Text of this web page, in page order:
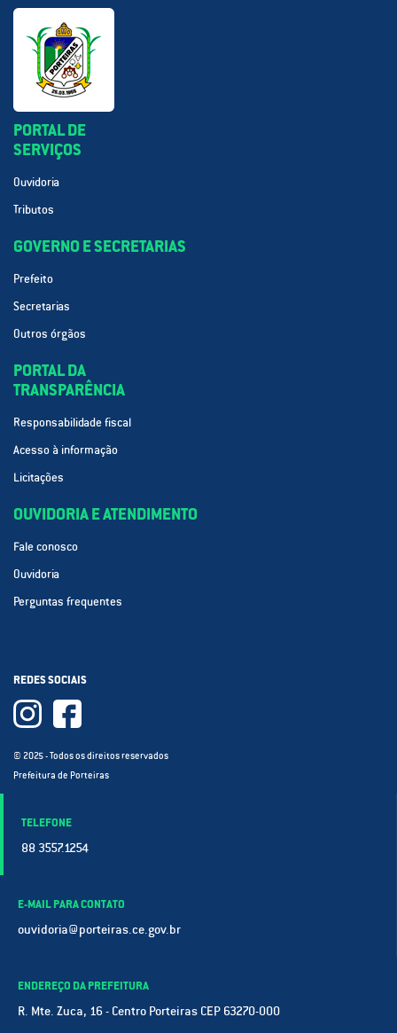
PORTAL DE
SERVIÇOS
Ouvidoria
Tributos
GOVERNO E SECRETARIAS
Prefeito
Secretarias
Outros órgãos
PORTAL DA
TRANSPARÊNCIA
Responsabilidade fiscal
Acesso à informação
Licitações
OUVIDORIA E ATENDIMENTO
Fale conosco
Ouvidoria
Perguntas frequentes
REDES SOCIAIS
© 2025 - Todos os direitos reservados
Prefeitura de Porteiras
TELEFONE
88 3557.1254
E-MAIL PARA CONTATO
ouvidoria@porteiras.ce.gov.br
ENDEREÇO DA PREFEITURA
R. Mte. Zuca, 16 - Centro Porteiras CEP 63270-000